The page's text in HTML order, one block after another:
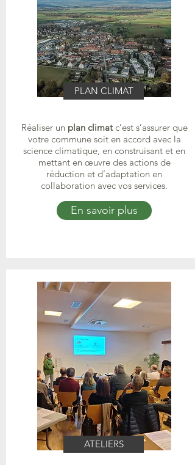
PLAN CLIMAT
Réaliser un plan climatc’est s’assurer que
votre commune soit en accord avec la
science climatique, en construisant et en
mettant en œuvre des actions de
réduction et d’adaptation en
collaboration avec vos services.
En savoir plus
ATELIERS